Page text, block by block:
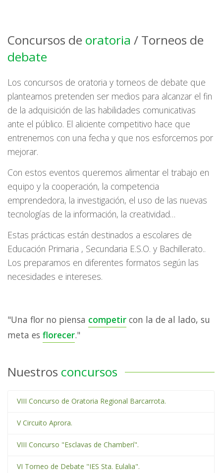
Concursos de oratoria / Torneos de
debate
Los concursos de oratoria y torneos de debate que
planteamos pretenden ser medios para alcanzar el fin
de la adquisición de las habilidades comunicativas
ante el público. El aliciente competitivo hace que
entrenemos con una fecha y que nos esforcemos por
mejorar.
Con estos eventos queremos alimentar el trabajo en
equipo y la cooperación, la competencia
emprendedora, la investigación, el uso de las nuevas
tecnologías de la información, la creatividad…
Estas prácticas están destinados a escolares de
Educación Primaria , Secundaria E.S.O. y Bachillerato..
Los preparamos en diferentes formatos según las
necesidades e intereses.
"Una flor no piensa competir con la de al lado, su
meta es florecer."
Nuestros concursos
VIII Concurso de Oratoria Regional Barcarrota.
V Circuito Aprora.
VIII Concurso "Esclavas de Chamberí".
VI Torneo de Debate "IES Sta. Eulalia".